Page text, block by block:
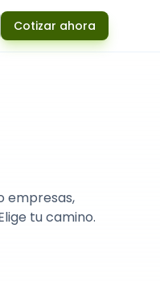
Cotizar ahora
empresas,
tu camino.